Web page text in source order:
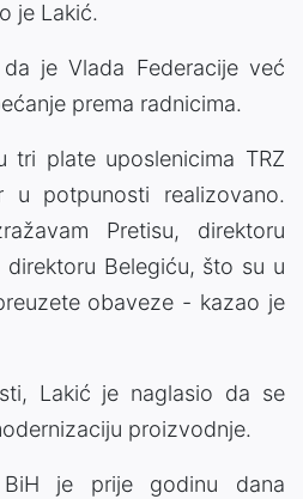
je Lakić.
je Vlada Federacije već
prema radnicima.
tri plate uposlenicima TRZ
potpunosti realizovano.
Pretisu, direktoru
Belegiću, što su u
obaveze - kazao je
Lakić je naglasio da se
proizvodnje.
je prije godinu dana